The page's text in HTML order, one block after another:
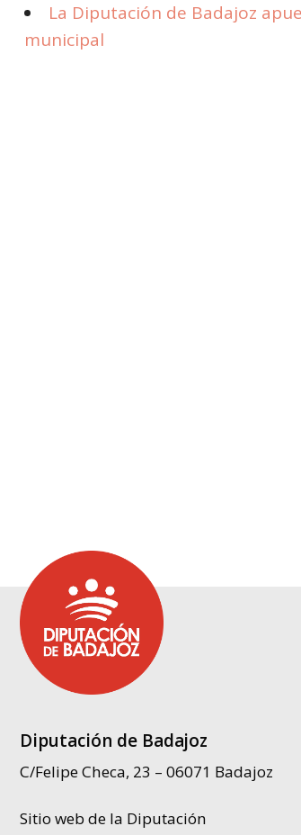
La Diputación de Badajoz
municipal
Diputación de Badajoz
C/Felipe Checa, 23 – 06071 Badajoz
Sitio web de la Diputación